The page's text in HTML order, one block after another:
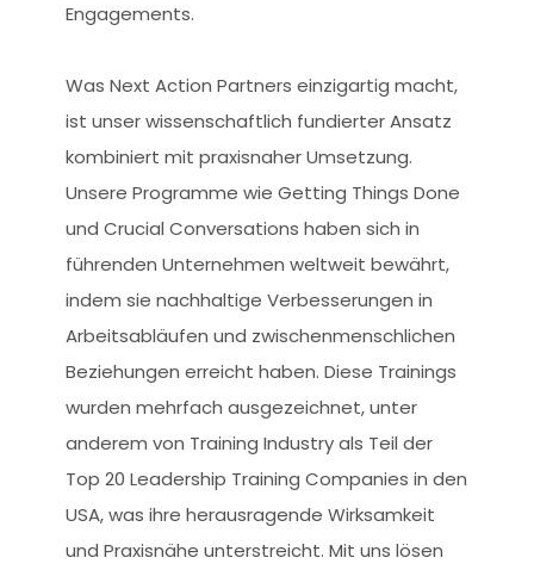
Engagements.
Was Next Action Partners einzigartig macht,
ist unser wissenschaftlich fundierter Ansatz
kombiniert mit praxisnaher Umsetzung.
Unsere Programme wie Getting Things Done
und Crucial Conversations haben sich in
führenden Unternehmen weltweit bewährt,
indem sie nachhaltige Verbesserungen in
Arbeitsabläufen und zwischenmenschlichen
Beziehungen erreicht haben. Diese Trainings
wurden mehrfach ausgezeichnet, unter
anderem von Training Industry als Teil der
Top 20 Leadership Training Companies in den
USA, was ihre herausragende Wirksamkeit
und Praxisnähe unterstreicht. Mit uns lösen